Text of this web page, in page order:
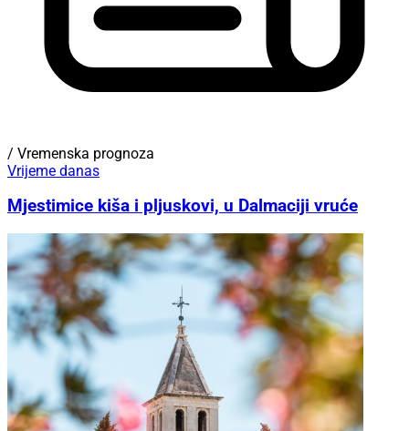
/ Vremenska prognoza
Vrijeme danas
Mjestimice kiša i pljuskovi, u Dalmaciji vruće